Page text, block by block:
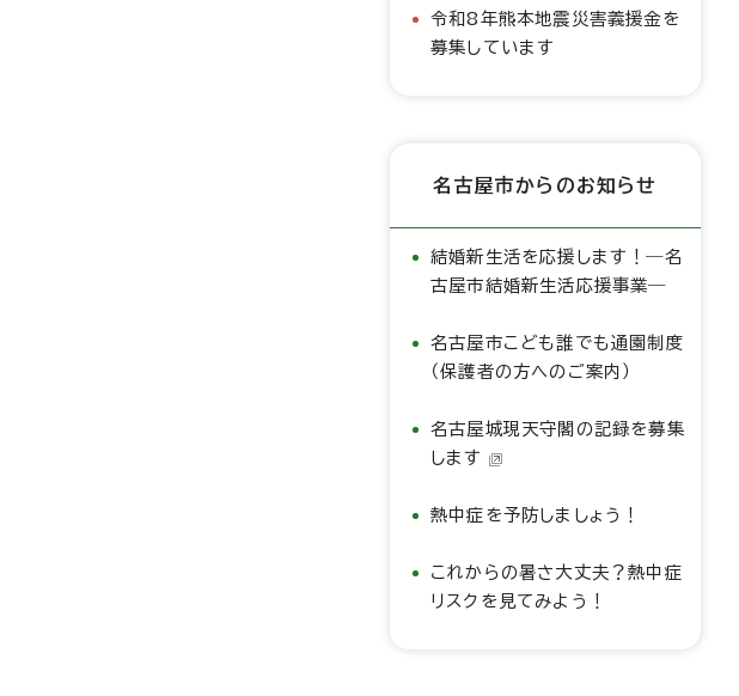
令和8年熊本地震災害義援金を
募集しています
名古屋市からのお知らせ
結婚新生活を応援します！―名
古屋市結婚新生活応援事業―
名古屋市こども誰でも通園制度
（保護者の方へのご案内）
名古屋城現天守閣の記録を募集
します
熱中症を予防しましょう！
これからの暑さ大丈夫？熱中症
リスクを見てみよう！